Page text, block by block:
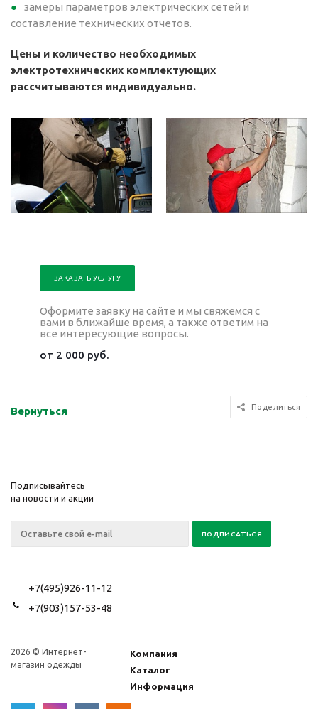
замеры параметров электрических сетей и
составление технических отчетов.
Цены и количество необходимых
электротехнических комплектующих
рассчитываются индивидуально.
ЗАКАЗАТЬ УСЛУГУ
Оформите заявку на сайте и мы свяжемся с
вами в ближайше время, а также ответим на
все интересующие вопросы.
от 2 000 руб.
Вернуться Поделиться
Подписывайтесь
на новости и акции
+7(495)926-11-12
+7(903)157-53-48
2026 © Интернет-
магазин одежды
Компания
Каталог
Информация